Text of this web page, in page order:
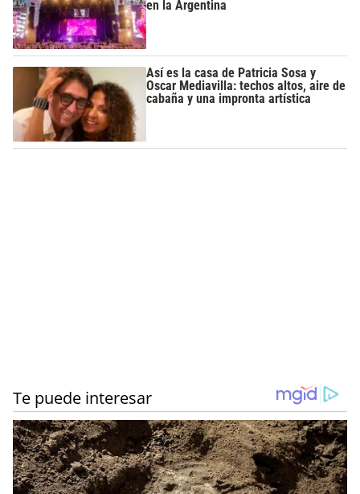
en la Argentina
Así es la casa de Patricia Sosa y
Oscar Mediavilla: techos altos, aire de
cabaña y una impronta artística